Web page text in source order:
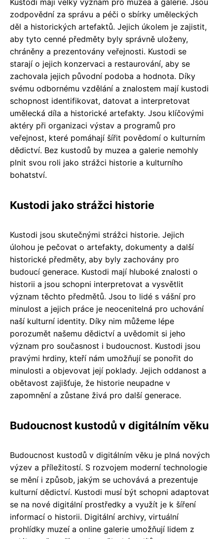
Kustodi mají velký význam pro muzea a galerie. Jsou
zodpovědní za správu a péči o sbírky uměleckých
děl a historických artefaktů. Jejich úkolem je zajistit,
aby tyto cenné předměty byly správně uloženy,
chráněny a prezentovány veřejnosti. Kustodi se
starají o jejich konzervaci a restaurování, aby se
zachovala jejich původní podoba a hodnota. Díky
svému odbornému vzdělání a znalostem mají kustodi
schopnost identifikovat, datovat a interpretovat
umělecká díla a historické artefakty. Jsou klíčovými
aktéry při organizaci výstav a programů pro
veřejnost, které pomáhají šířit povědomí o kulturním
dědictví. Bez kustodů by muzea a galerie nemohly
plnit svou roli jako strážci historie a kulturního
bohatství.
Kustodi jako strážci historie
Kustodi jsou skutečnými strážci historie. Jejich
úlohou je pečovat o artefakty, dokumenty a další
historické předměty, aby byly zachovány pro
budoucí generace. Kustodi mají hluboké znalosti o
historii a jsou schopni interpretovat a vysvětlit
význam těchto předmětů. Jsou to lidé s vášní pro
minulost a jejich práce je neocenitelná pro uchování
naší kulturní identity. Díky nim můžeme lépe
porozumět našemu dědictví a uvědomit si jeho
význam pro současnost i budoucnost. Kustodi jsou
pravými hrdiny, kteří nám umožňují se ponořit do
minulosti a objevovat její poklady. Jejich oddanost a
obětavost zajišťuje, že historie neupadne v
zapomnění a zůstane živá pro další generace.
Budoucnost kustodů v digitálním věku
Budoucnost kustodů v digitálním věku je plná nových
výzev a příležitostí. S rozvojem moderní technologie
se mění i způsob, jakým se uchovává a prezentuje
kulturní dědictví. Kustodi musí být schopni adaptovat
se na nové digitální prostředky a využít je k šíření
informací o historii. Digitální archivy, virtuální
prohlídky muzeí a online galerie umožňují lidem z